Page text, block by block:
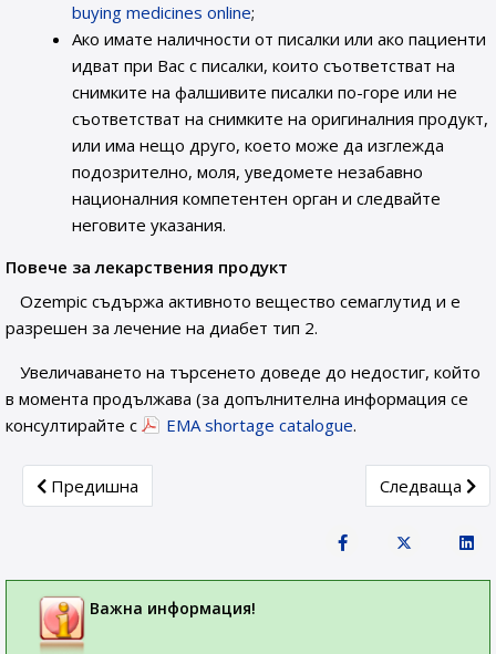
buying medicines online;
Ако имате наличности от писалки или ако пациенти
идват при Вас с писалки, които съответстват на
снимките на фалшивите писалки по-горе или не
съответстват на снимките на оригиналния продукт,
или има нещо друго, което може да изглежда
подозрително, моля, уведомете незабавно
националния компетентен орган и следвайте
неговите указания.
Повече за лекарствения продукт
Ozempic съдържа активното вещество семаглутид и е
разрешен за лечение на диабет тип 2.
Увеличаването на търсенето доведе до недостиг, който
в момента продължава (за допълнителна информация се
консултирайте с
EMA shortage catalogue.
Previous article: Европейската агенция по лекарствата
Предишна Next article:
Следваща
Важна информация!